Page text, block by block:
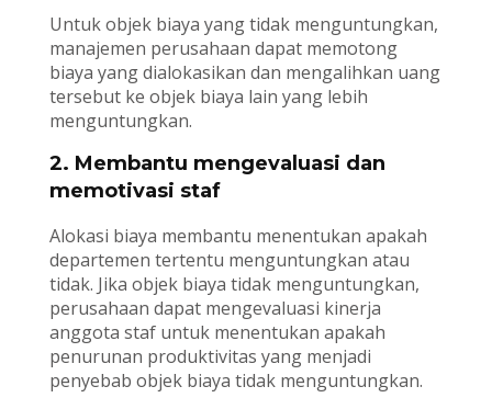
Untuk objek biaya yang tidak menguntungkan,
manajemen perusahaan dapat memotong
biaya yang dialokasikan dan mengalihkan uang
tersebut ke objek biaya lain yang lebih
menguntungkan.
2. Membantu mengevaluasi dan
memotivasi staf
Alokasi biaya membantu menentukan apakah
departemen tertentu menguntungkan atau
tidak. Jika objek biaya tidak menguntungkan,
perusahaan dapat mengevaluasi kinerja
anggota staf untuk menentukan apakah
penurunan produktivitas yang menjadi
penyebab objek biaya tidak menguntungkan.